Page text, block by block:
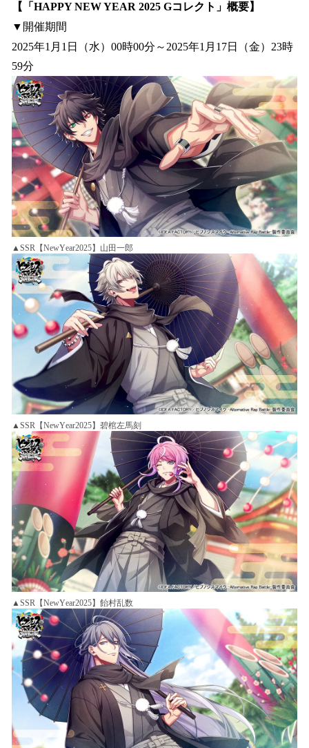
【「HAPPY NEW YEAR 2025 Gコレクト」概要】
▼開催期間
2025年1月1日（水）00時00分～2025年1月17日（金）23時
59分
▲SSR【NewYear2025】山田一郎
▲SSR【NewYear2025】碧棺左馬刻
▲SSR【NewYear2025】飴村乱数